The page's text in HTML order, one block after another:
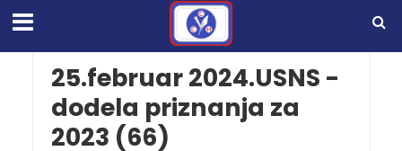
25.februar 2024.USNS -
dodela priznanja za
2023 (66)